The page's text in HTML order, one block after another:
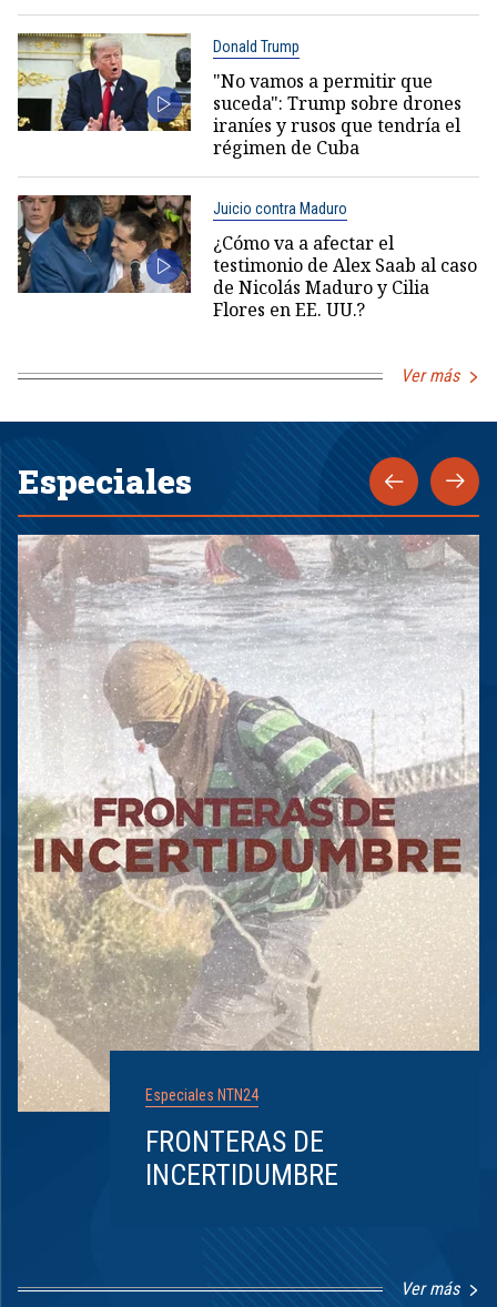
Donald Trump
"No vamos a permitir que
suceda": Trump sobre drones
iraníes y rusos que tendría el
régimen de Cuba
Juicio contra Maduro
¿Cómo va a afectar el
testimonio de Alex Saab al caso
de Nicolás Maduro y Cilia
Flores en EE. UU.?
Ver más
Especiales
Especiales NTN24
FRONTERAS DE
INCERTIDUMBRE
Ver más